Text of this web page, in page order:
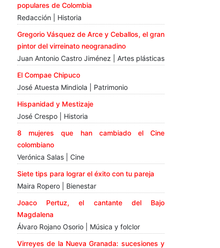
populares de Colombia
Redacción | Historia
Gregorio Vásquez de Arce y Ceballos, el gran
pintor del virreinato neogranadino
Juan Antonio Castro Jiménez | Artes plásticas
El Compae Chipuco
José Atuesta Mindiola | Patrimonio
Hispanidad y Mestizaje
José Crespo | Historia
8 mujeres que han cambiado el Cine
colombiano
Verónica Salas | Cine
Siete tips para lograr el éxito con tu pareja
Maira Ropero | Bienestar
Joaco Pertuz, el cantante del Bajo
Magdalena
Álvaro Rojano Osorio | Música y folclor
Virreyes de la Nueva Granada: sucesiones y